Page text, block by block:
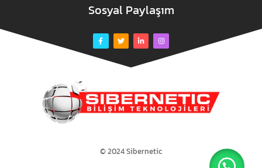
Sosyal Paylaşım
© 2024 Sibernetic